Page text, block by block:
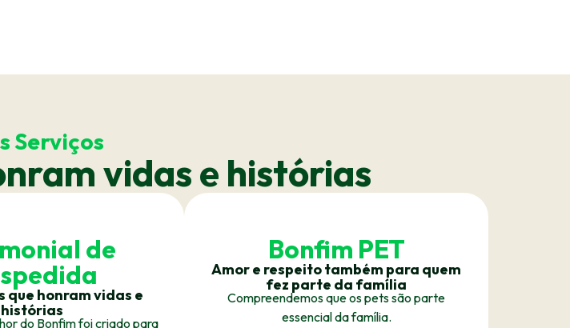
Serviços
vidas e histórias
de
que honram vidas e
histórias
do Bonfim foi criado para
Bonfim PET
Amor e respeito também para quem
fez parte da família
Compreendemos que os pets são parte
essencial da família.